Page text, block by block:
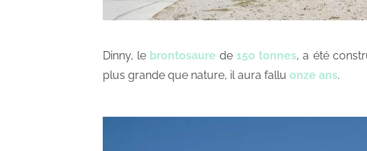
Dinny, le brontosaure de 15o tonnes, a été
plus grande que nature, il aura fallu onze ans.